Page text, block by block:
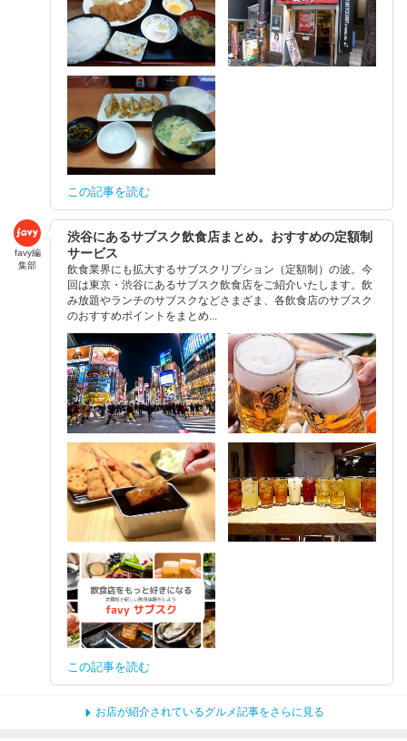
この記事を読む
favy編
集部
渋谷にあるサブスク飲食店まとめ。おすすめの定額制
サービス
飲食業界にも拡大するサブスクリプション（定額制）の波。今
回は東京・渋谷にあるサブスク飲食店をご紹介いたします。飲
み放題やランチのサブスクなどさまざま、各飲食店のサブスク
のおすすめポイントをまとめ...
この記事を読む
お店が紹介されているグルメ記事をさらに見る